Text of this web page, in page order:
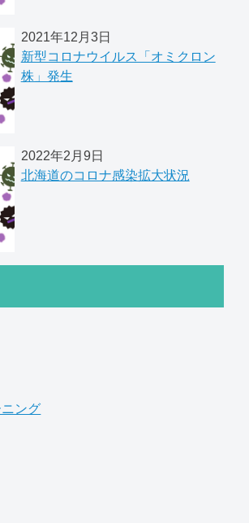
2021年12月3日
新型コロナウイルス「オミクロン
株」発生
2022年2月9日
北海道のコロナ感染拡大状況
ング